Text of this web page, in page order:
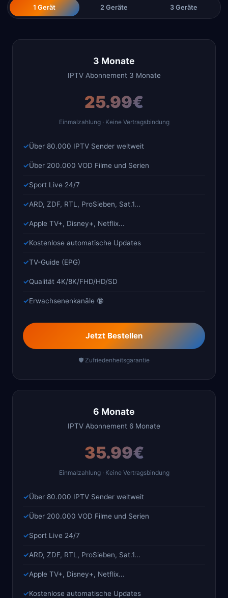
1 Gerät 2 Geräte 3 Geräte
3 Monate
IPTV Abonnement 3 Monate
25.99€
Einmalzahlung · Keine Vertragsbindung
Über 80.000 IPTV Sender weltweit
Über 200.000 VOD Filme und Serien
Sport Live 24/7
ARD, ZDF, RTL, ProSieben, Sat.1...
Apple TV+, Disney+, Netflix...
Kostenlose automatische Updates
TV-Guide (EPG)
Qualität 4K/8K/FHD/HD/SD
Erwachsenenkanäle 🔞
Jetzt Bestellen
🛡️ Zufriedenheitsgarantie
6 Monate
IPTV Abonnement 6 Monate
35.99€
Einmalzahlung · Keine Vertragsbindung
Über 80.000 IPTV Sender weltweit
Über 200.000 VOD Filme und Serien
Sport Live 24/7
ARD, ZDF, RTL, ProSieben, Sat.1...
Apple TV+, Disney+, Netflix...
Kostenlose automatische Updates